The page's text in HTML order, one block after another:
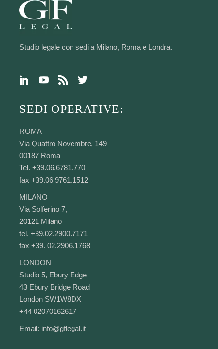
Studio legale con sedi a Milano, Roma e Londra.
SEDI OPERATIVE:
ROMA
Via Quattro Novembre, 149
00187 Roma
Tel. +39.06.6781.770
fax +39.06.9761.1512
MILANO
Via Solferino 7,
20121 Milano
tel. +39.02.2900.7171
fax +39. 02.2906.1768
LONDON
Studio 5, Ebury Edge
43 Ebury Bridge Road
London SW1W8DX
+44 02070162617
Email: info@gflegal.it